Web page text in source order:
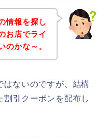
情報を探し
お店でライ
のかな～。
はないのですが、結構
引クーポンを配布し